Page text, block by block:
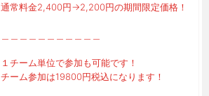
通常料金2,400円→2,200円の期間限定価格！
１チーム単位で参加も可能です！
チーム参加は19800円税込になります！